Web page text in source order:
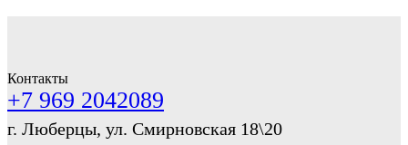
Контакты
+7 969 2042089
г. Люберцы, ул. Смирновская 18\20